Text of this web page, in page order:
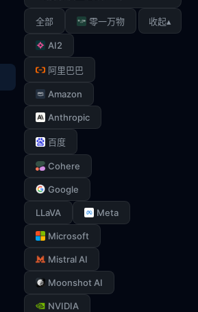
全部 零一万物
AI2
阿里巴巴
Amazon
Anthropic
百度
Cohere
Google
LLaVA Meta
Microsoft
Mistral AI
Moonshot AI
NVIDIA
收起▴